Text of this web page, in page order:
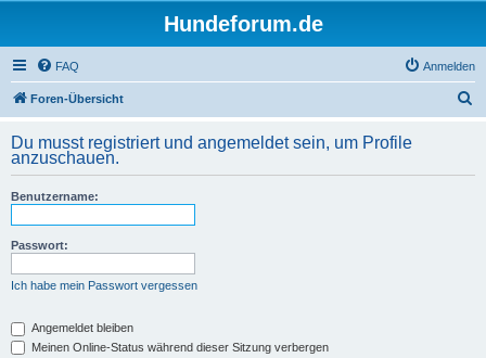
Hundeforum.de
FAQ Anmelden
Foren-Übersicht
h
Du musst registriert und angemeldet sein, um Profile
anzuschauen.
Benutzername:
Passwort:
Ich habe mein Passwort vergessen
Angemeldet bleiben
Meinen Online-Status während dieser Sitzung verbergen